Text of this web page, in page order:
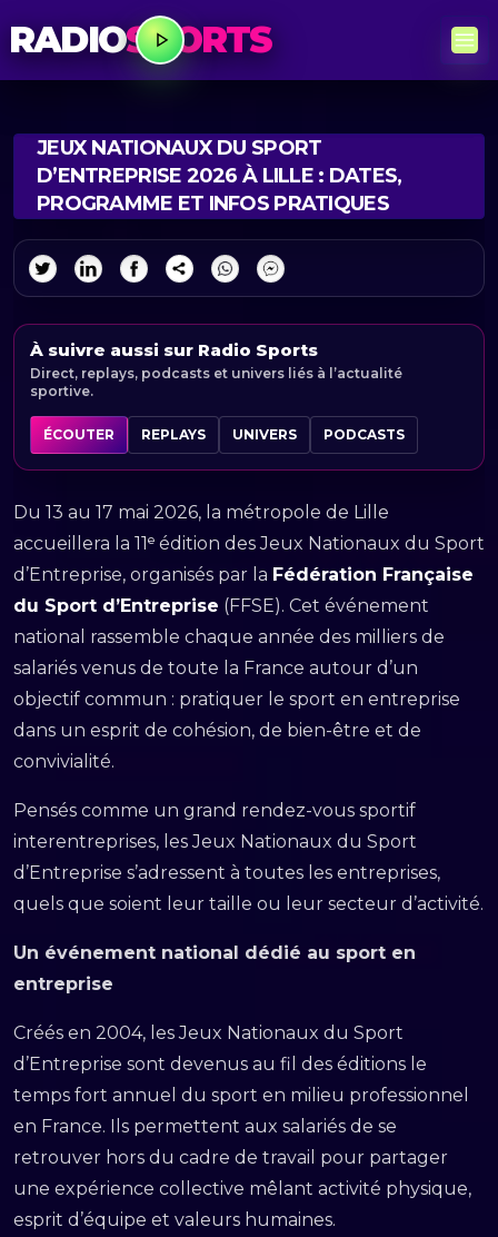
RADIOSPORTS
JEUX NATIONAUX DU SPORT
D’ENTREPRISE 2026 À LILLE : DATES,
PROGRAMME ET INFOS PRATIQUES
À suivre aussi sur Radio Sports
Direct, replays, podcasts et univers liés à l’actualité
sportive.
ÉCOUTER REPLAYS UNIVERS PODCASTS
Du 13 au 17 mai 2026, la métropole de Lille
accueillera la 11ᵉ édition des Jeux Nationaux du Sport
d’Entreprise, organisés par la Fédération Française
du Sport d’Entreprise (FFSE). Cet événement
national rassemble chaque année des milliers de
salariés venus de toute la France autour d’un
objectif commun : pratiquer le sport en entreprise
dans un esprit de cohésion, de bien-être et de
convivialité.
Pensés comme un grand rendez-vous sportif
interentreprises, les Jeux Nationaux du Sport
d’Entreprise s’adressent à toutes les entreprises,
quels que soient leur taille ou leur secteur d’activité.
Un événement national dédié au sport en
entreprise
Créés en 2004, les Jeux Nationaux du Sport
d’Entreprise sont devenus au fil des éditions le
temps fort annuel du sport en milieu professionnel
en France. Ils permettent aux salariés de se
retrouver hors du cadre de travail pour partager
une expérience collective mêlant activité physique,
esprit d’équipe et valeurs humaines.